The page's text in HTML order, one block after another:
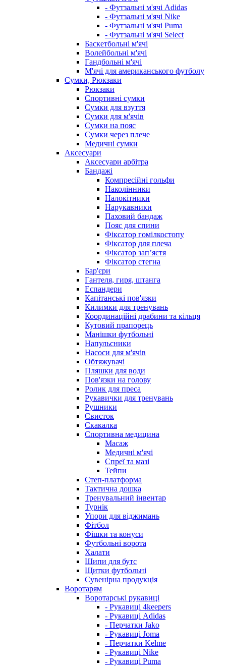
- Футзальні м'ячі Adidas
- Футзальні м'ячі Nike
- Футзальні м'ячі Puma
- Футзальні м'ячі Select
Баскетбольні м'ячі
Волейбольні м'ячі
Гандбольні м'ячі
М'ячі для американського футболу
Сумки, Рюкзаки
Рюкзаки
Спортивні сумки
Сумки для взуття
Сумки для м'ячів
Сумки на пояс
Сумки через плече
Медичні сумки
Аксесуари
Аксесуари арбітра
Бандажі
Компресійні гольфи
Наколінники
Налокітники
Нарукавники
Паховий бандаж
Пояс для спини
Фіксатор гомілкостопу
Фіксатор для плеча
Фіксатор запʼястя
Фіксатор стегна
Бар'єри
Гантеля, гиря, штанга
Еспандери
Капітанські пов'язки
Килимки для тренувань
Координаційні драбини та кільця
Кутовий прапорець
Манішки футбольні
Напульсники
Насоси для м'ячів
Обтяжувачі
Пляшки для води
Пов'язки на голову
Ролик для преса
Рукавички для тренувань
Рушники
Свисток
Скакалка
Спортивна медицина
Масаж
Медичні м'ячі
Спреї та мазі
Тейпи
Степ-платформа
Тактична дошка
Тренувальний інвентар
Турнік
Упори для віджимань
Фітбол
Фішки та конуси
Футбольні ворота
Халати
Шипи для бутс
Щитки футбольні
Сувенірна продукція
Воротарям
Воротарські рукавиці
- Рукавиці 4keepers
- Рукавиці Adidas
- Перчатки Jako
- Рукавиці Joma
- Перчатки Kelme
- Рукавиці Nike
- Рукавиці Puma